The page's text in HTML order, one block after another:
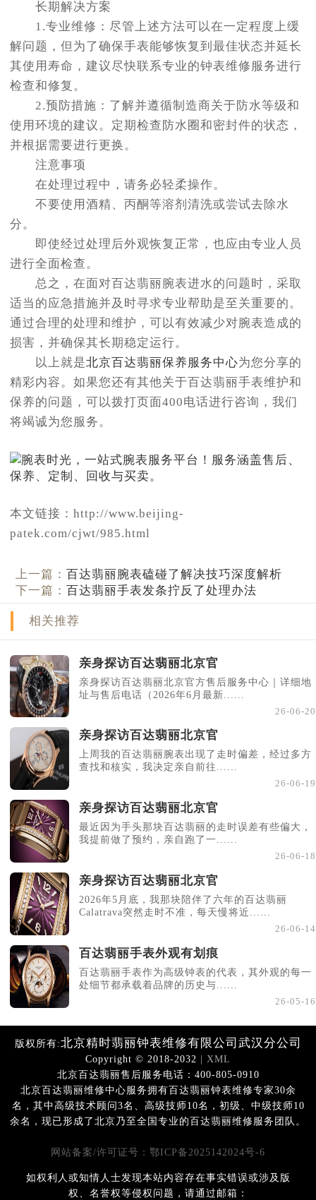
长期解决方案
1.专业维修：尽管上述方法可以在一定程度上缓
解问题，但为了确保手表能够恢复到最佳状态并延长
其使用寿命，建议尽快联系专业的钟表维修服务进行
检查和修复。
2.预防措施：了解并遵循制造商关于防水等级和
使用环境的建议。定期检查防水圈和密封件的状态，
并根据需要进行更换。
注意事项
在处理过程中，请务必轻柔操作。
不要使用酒精、丙酮等溶剂清洗或尝试去除水
分。
即使经过处理后外观恢复正常，也应由专业人员
进行全面检查。
总之，在面对百达翡丽腕表进水的问题时，采取
适当的应急措施并及时寻求专业帮助是至关重要的。
通过合理的处理和维护，可以有效减少对腕表造成的
损害，并确保其长期稳定运行。
以上就是北京百达翡丽保养服务中心为您分享的
精彩内容。如果您还有其他关于百达翡丽手表维护和
保养的问题，可以拨打页面400电话进行咨询，我们
将竭诚为您服务。
本文链接：http://www.beijing-
patek.com/cjwt/985.html
上一篇：百达翡丽腕表磕碰了解决技巧深度解析
下一篇：百达翡丽手表发条拧反了处理办法
相关推荐
亲身探访百达翡丽北京官
亲身探访百达翡丽北京官方售后服务中心｜详细地
址与售后电话（2026年6月最新......
26-06-20
亲身探访百达翡丽北京官
上周我的百达翡丽腕表出现了走时偏差，经过多方
查找和核实，我决定亲自前往......
26-06-19
亲身探访百达翡丽北京官
最近因为手头那块百达翡丽的走时误差有些偏大，
我提前做了预约，亲自跑了一......
26-06-18
亲身探访百达翡丽北京官
2026年5月底，我那块陪伴了六年的百达翡丽
Calatrava突然走时不准，每天慢将近......
26-06-14
百达翡丽手表外观有划痕
百达翡丽手表作为高级钟表的代表，其外观的每一
处细节都承载着品牌的历史与......
26-05-16
版权所有:北京精时翡丽钟表维修有限公司武汉分公司
Copyright © 2018-2032 | XML
北京百达翡丽售后服务电话：400-805-0910
北京百达翡丽维修中心服务拥有百达翡丽钟表维修专家30余
名，其中高级技术顾问3名、高级技师10名，初级、中级技师10
余名，现已形成了北京乃至全国专业的百达翡丽维修服务团队。
网站备案/许可证号：鄂ICP备2025142024号-6
如权利人或知情人士发现本站内容存在事实错误或涉及版
权、名誉权等侵权问题，请通过邮箱：